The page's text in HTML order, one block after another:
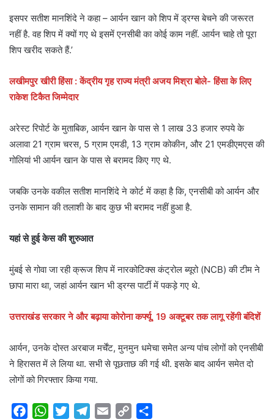
इसपर सतीश मानशिंदे ने कहा – आर्यन खान को शिप में ड्रग्स बेचने की जरूरत
नहीं है. वह शिप में क्यों गए थे इसमें एनसीबी का कोई काम नहीं. आर्यन चाहे तो पूरा
शिप खरीद सकते हैं.’
लखीमपुर खीरी हिंसा : केंद्रीय गृह राज्य मंत्री अजय मिश्रा बोले- हिंसा के लिए
राकेश टिकैत जिम्मेदार
अरेस्ट रिपोर्ट के मुताबिक, आर्यन खान के पास से 1 लाख 33 हजार रुपये के
अलावा 21 ग्राम चरस, 5 ग्राम एमडी, 13 ग्राम कोकीन, और 21 एमडीएमएस की
गोलियां भी आर्यन खान के पास से बरामद किए गए थे.
जबकि उनके वकील सतीश मानशिंदे ने कोर्ट में कहा है कि, एनसीबी को आर्यन और
उनके सामान की तलाशी के बाद कुछ भी बरामद नहीं हुआ है.
यहां से हुई केस की शुरुआत
मुंबई से गोवा जा रही क्रूज श‍िप में नारकोट‍िक्स कंट्रोल ब्यूरो (NCB) की टीम ने
छापा मारा था, जहां आर्यन खान भी ड्रग्स पार्टी में पकड़े गए थे.
उत्तराखंड सरकार ने और बढ़ाया कोरोना कर्फ्यू, 19 अक्टूबर तक लागू रहेंगी बंदिशें
आर्यन, उनके दोस्त अरबाज मर्चेंट, मुनमुन धमेचा समेत अन्य पांच लोगों को एनसीबी
ने हिरासत में ले लिया था. सभी से पूछताछ की गई थी. इसके बाद आर्यन समेत दो
लोगों को गिरफ्तार किया गया.
W